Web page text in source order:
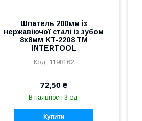
Шпатель 200мм із
нержавіючої сталі із зубом
8x8мм KT-2208 ТМ
INTERTOOL
1198162
72,50 ₴
В наявності 3 од.
Купити